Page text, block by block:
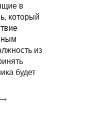
в
который
из
будет